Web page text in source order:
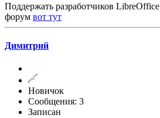
Поддержать разработчиков LibreOffice
форум вот тут
Димитрий
Новичок
Сообщения: 3
Записан